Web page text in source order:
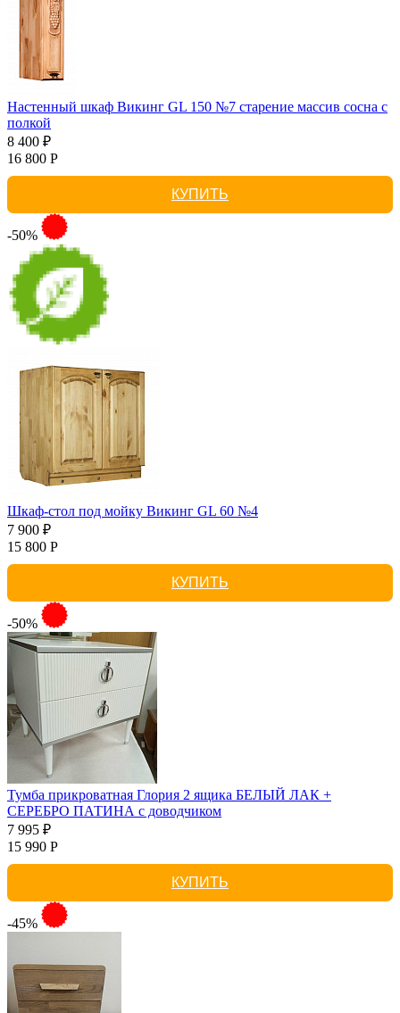
Настенный шкаф Викинг GL 150 №7 старение массив сосна с
полкой
8 400 ₽
16 800 Р
КУПИТЬ
-50%
Шкаф-стол под мойку Викинг GL 60 №4
7 900 ₽
15 800 Р
КУПИТЬ
-50%
Тумба прикроватная Глория 2 ящика БЕЛЫЙ ЛАК +
СЕРЕБРО ПАТИНА с доводчиком
7 995 ₽
15 990 Р
КУПИТЬ
-45%